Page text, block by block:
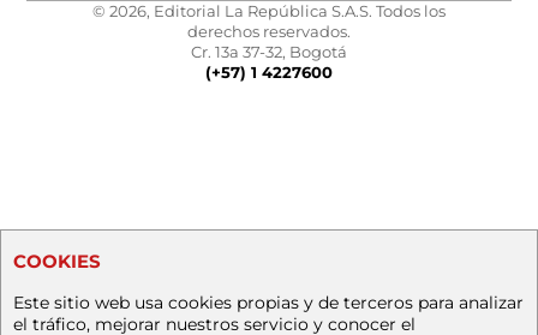
© 2026, Editorial La República S.A.S. Todos los
derechos reservados.
Cr. 13a 37-32, Bogotá
(+57) 1 4227600
COOKIES
Este sitio web usa cookies propias y de terceros para analizar
el tráfico, mejorar nuestros servicio y conocer el